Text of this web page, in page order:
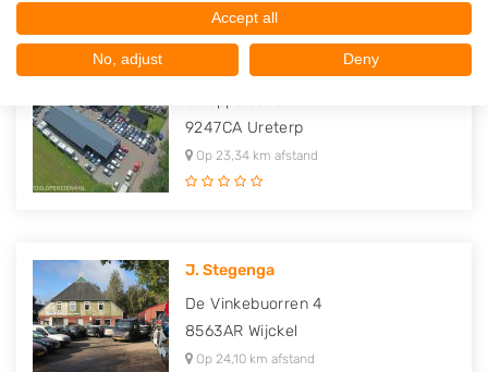
9247CA Ureterp
Op 23,34 km afstand
J. Stegenga
De Vinkebuorren 4
8563AR Wijckel
Op 24,10 km afstand
Accept all
No, adjust Deny